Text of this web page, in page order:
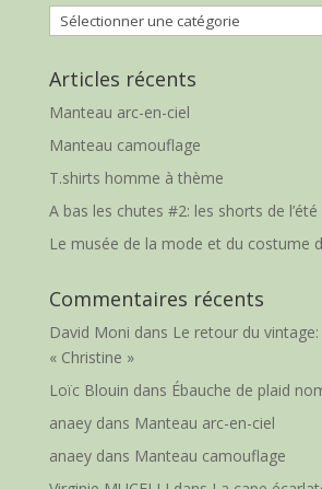
Catégories
Articles récents
Manteau arc-en-ciel
Manteau camouflage
T.shirts homme à thème
A bas les chutes #2: les shorts de l’été
Le musée de la mode et du costume
Commentaires récents
David Moni dans Le retour du
« Christine »
Loïc Blouin dans Ébauche de plaid
anaeydans Manteau arc-en-ciel
anaeydans Manteau camouflage